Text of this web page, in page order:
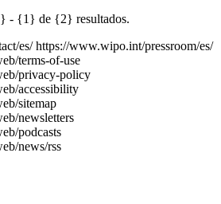
- {1} de {2} resultados.
es/ https://www.wipo.int/pressroom/es/
terms-of-use
privacy-policy
accessibility
sitemap
newsletters
podcasts
news/rss